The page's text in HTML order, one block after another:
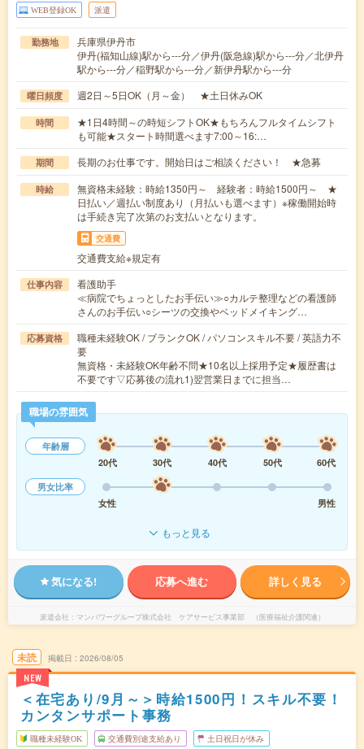
WEB登録OK 派遣
勤務地
兵庫県伊丹市
伊丹(福知山線)駅から---分／伊丹(阪急線)駅から---分／北伊丹
駅から---分／稲野駅から---分／新伊丹駅から---分
曜日頻度 週2日～5日OK（月～金） ★土日休みOK
時間
★1日4時間～の時短シフトOK★もちろんフルタイムシフト
も可能★スタート時間選べます7:00～16:…
期間 長期のお仕事です。開始日はご相談ください！ ★急募
時給
無資格未経験：時給1350円～ 経験者：時給1500円～ ★
日払い／週払い制度あり（月払いも選べます）※稼働開始時
は手続き完了次第のお支払いとなります。
交通費
交通費支給※規定有
仕事内容
看護助手
≪病院でちょっとしたお手伝い≫○カルテ整理などの看護師
さんのお手伝い○シーツの交換やベッドメイキング…
応募資格
職種未経験OK / ブランクOK / パソコンスキル不要 / 英語力不
要
無資格・未経験OK年齢不問★10名以上採用予定★履歴書は
不要です▽応募後の流れ1)翌営業日までに担当…
職場の雰囲気
年齢層
20代
30代 40代 50代
60代
男女比率
女性
男性
もっと見る
気になる! 応募へ進む 詳しく見る
派遣会社 マンパワーグループ株式会社 ケアサービス事業部 （医療福祉介護関連）
未読
NEW
掲載日 2026/08/05
＜在宅あり/9月～＞時給1500円！スキル不要！
カンタンサポート事務
職種未経験OK 交通費別途支給あり 土日祝日が休み